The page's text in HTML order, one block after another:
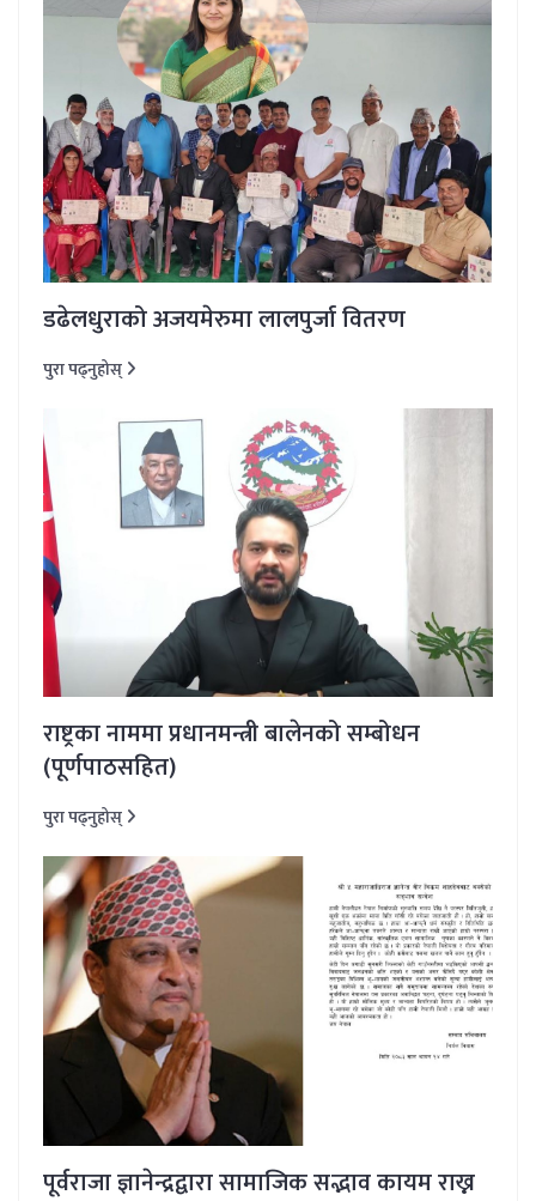
डढेलधुराको अजयमेरुमा लालपुर्जा वितरण
पुरा पढ्नुहोस्
राष्ट्रका नाममा प्रधानमन्त्री बालेनको सम्बोधन
(पूर्णपाठसहित)
पुरा पढ्नुहोस्
पूर्वराजा ज्ञानेन्द्रद्वारा सामाजिक सद्भाव कायम राख्न